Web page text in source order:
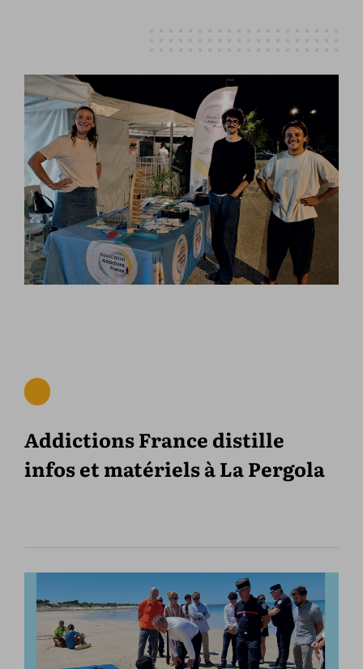
Addictions France distille
infos et matériels à La Pergola